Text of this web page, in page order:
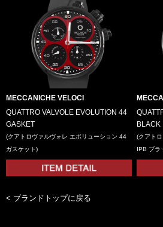
MECCANICHE VELOCI
QUATTRO VALVOLE EVOLUTION 44
GASKET
(クアトロヴァルヴォレ エボリューション 44
ガスケット)
BLACK
(クアト
IPB ブラ
< ブランドトップに戻る